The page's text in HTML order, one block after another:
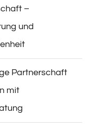
–
und
Partnerschaft
mit